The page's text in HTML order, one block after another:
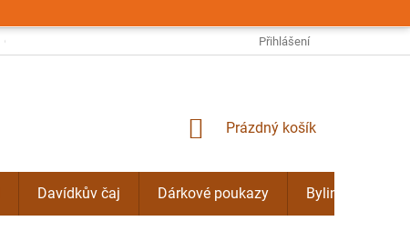
OBCHODNÍ PODMÍNKY PODMÍNKY OCHRANY OSOBNÍCH ÚDAJŮ
Přihlášení
NÁKUPNÍ
Prázdný košík
Davídkův čaj Dárkové poukazy Bylinné kúry